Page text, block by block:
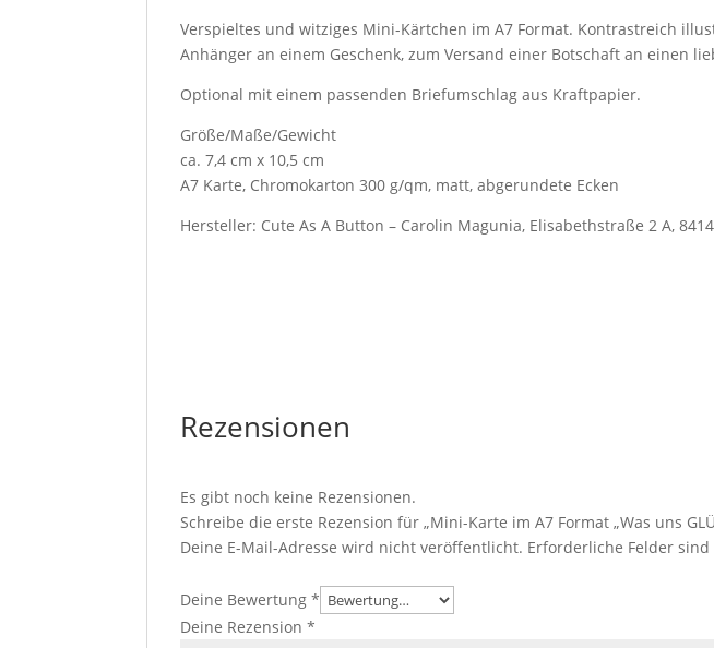
Verspieltes und witziges Mini-Kärtchen im A7 Format. Kontrastreich
Anhänger an einem Geschenk, zum Versand einer Botschaft an einen
Optional mit einem passenden Briefumschlag aus Kraftpapier.
Größe/Maße/Gewicht
ca. 7,4 cm x 10,5 cm
A7 Karte, Chromokarton 300 g/qm, matt, abgerundete Ecken
Hersteller: Cute As A Button – Carolin Magunia, Elisabethstraße 2 A,
Rezensionen
Es gibt noch keine Rezensionen.
Schreibe die erste Rezension für „Mini-Karte im A7 Format „Was uns
Deine E-Mail-Adresse wird nicht veröffentlicht. Erforderliche Felder
Deine Bewertung*
Deine Rezension*